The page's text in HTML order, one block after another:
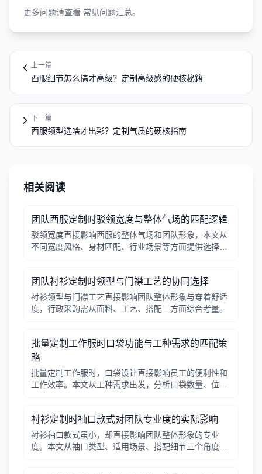
更多问题请查看 常见问题汇总。
上一篇
西服细节怎么搞才高级？定制高级感的硬核秘籍
下一篇
西服领型选啥才出彩？定制气质的硬核指南
相关阅读
团队西服定制时驳领宽度与整体气场的匹配逻辑
驳领宽度直接影响西服的整体气场和团队形象，本文从
不同宽度风格、身材匹配、行业场景等方面提供选择逻
团队衬衫定制时领型与门襟工艺的协同选择
衬衫领型与门襟工艺直接影响团队整体形象与穿着舒适
度，行政采购需从面料、工艺、搭配三方面综合考量。
批量定制工作服时口袋功能与工种需求的匹配策
略
批量定制工作服时，口袋设计直接影响员工的便利性和
工作效率。本文从工种需求出发，分析口袋数量、位
衬衫定制时袖口款式对团队专业度的实际影响
衬衫袖口款式虽小，却直接影响团队整体形象的专业
度。本文从袖口类型、适用场景、搭配细节三个角度，